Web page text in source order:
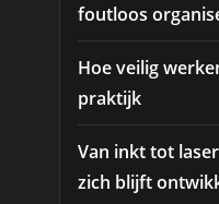
foutloos
Hoe veilig
praktijk
Van inkt tot
zich blijft